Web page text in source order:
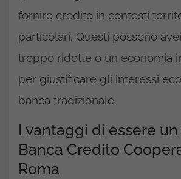
fornire credito in contesti
particolari. Questi possono
troppo ridotte o un economia
per giustificare gli interessi
banca tradizionale.
I vantaggi di essere
Banca Credito
Roma